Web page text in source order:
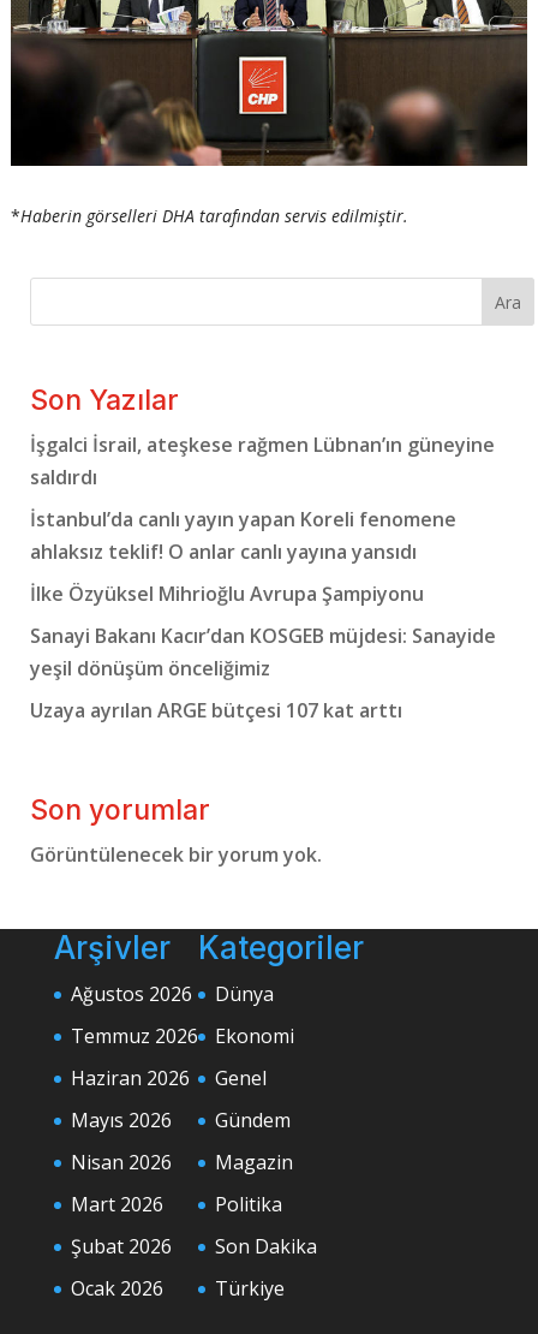
*Haberin görselleri DHA tarafından servis edilmiştir.
Ara
Son Yazılar
İşgalci İsrail, ateşkese rağmen Lübnan’ın güneyine
saldırdı
İstanbul’da canlı yayın yapan Koreli fenomene
ahlaksız teklif! O anlar canlı yayına yansıdı
İlke Özyüksel Mihrioğlu Avrupa Şampiyonu
Sanayi Bakanı Kacır’dan KOSGEB müjdesi: Sanayide
yeşil dönüşüm önceliğimiz
Uzaya ayrılan ARGE bütçesi 107 kat arttı
Son yorumlar
Görüntülenecek bir yorum yok.
Arşivler
Ağustos 2026
Temmuz 2026
Haziran 2026
Mayıs 2026
Nisan 2026
Mart 2026
Şubat 2026
Ocak 2026
Kategoriler
Dünya
Ekonomi
Genel
Gündem
Magazin
Politika
Son Dakika
Türkiye